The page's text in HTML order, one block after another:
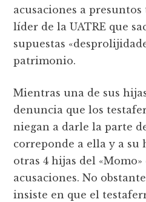
acusaciones a
líder de la UATRE que
supuestas
patrimonio.
Mientras una de sus
denuncia que los
niegan a darle la parte
correponde a ella y a su
otras 4 hijas del
acusaciones. No
insiste en que el